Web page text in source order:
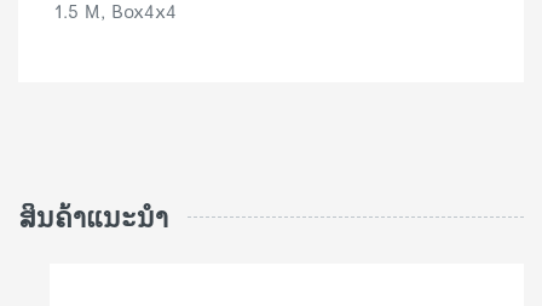
1.5 M, Box4x4
ສິນຄ້າແນະນຳ